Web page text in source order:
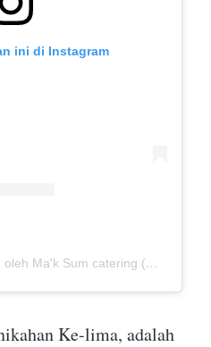
ini di Instagram
Sebuah kiriman dibagikan oleh Ma'k Sum catering (@mak_sumcatering)
Ke-lima, adalah